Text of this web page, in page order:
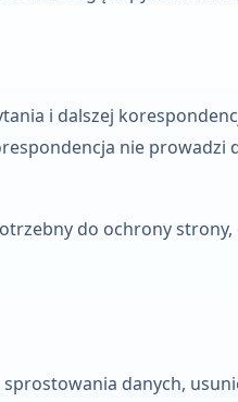
i dalszej
nie prowadzi
do ochrony strony,
danych,